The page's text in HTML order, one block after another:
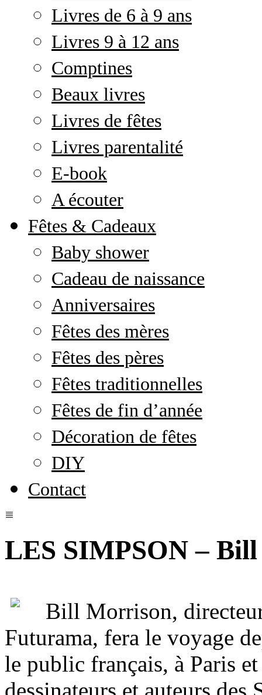
Livres de 6 à 9 ans
Livres 9 à 12 ans
Comptines
Beaux livres
Livres de fêtes
Livres parentalité
E-book
A écouter
Fêtes & Cadeaux
Baby shower
Cadeau de naissance
Anniversaires
Fêtes des mères
Fêtes des pères
Fêtes traditionnelles
Fêtes de fin d’année
Décoration de fêtes
DIY
Contact
LES SIMPSON –
Bill Morrison,
Futurama, fera le voyage
le public français, à Paris